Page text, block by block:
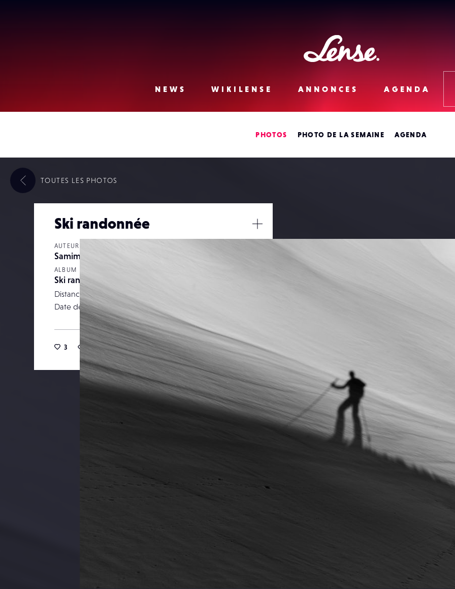
Lense
NEWS
WIKILENSE ANNONCES AGENDA
PHOTOS PHOTO DE LA SEMAINE AGENDA
Ski randonnée
AUTEUR
Samimages
ALBUM
Ski randonnée
Distance focale
Date de publication
3 23 0
/
Fermer
TOUTES LES PHOTOS